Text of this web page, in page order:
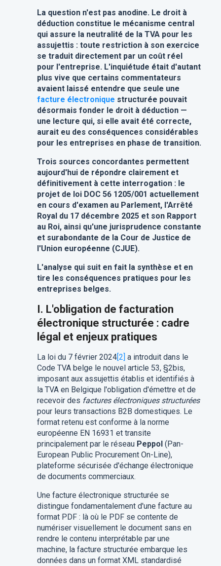
La question n'est pas anodine. Le droit à
déduction constitue le mécanisme central
qui assure la neutralité de la TVA pour les
assujettis : toute restriction à son exercice
se traduit directement par un coût réel
pour l'entreprise. L'inquiétude était d'autant
plus vive que certains commentateurs
avaient laissé entendre que seule une
facture électronique structurée pouvait
désormais fonder le droit à déduction —
une lecture qui, si elle avait été correcte,
aurait eu des conséquences considérables
pour les entreprises en phase de transition.
Trois sources concordantes permettent
aujourd'hui de répondre clairement et
définitivement à cette interrogation : le
projet de loi DOC 56 1205/001 actuellement
en cours d'examen au Parlement, l'Arrêté
Royal du 17 décembre 2025 et son Rapport
au Roi, ainsi qu'une jurisprudence constante
et surabondante de la Cour de Justice de
l'Union européenne (CJUE).
L'analyse qui suit en fait la synthèse et en
tire les conséquences pratiques pour les
entreprises belges.
I. L'obligation de facturation
électronique structurée : cadre
légal et enjeux pratiques
La loi du 7 février 2024[2] a introduit dans le
Code TVA belge le nouvel article 53, §2bis,
imposant aux assujettis établis et identifiés à
la TVA en Belgique l'obligation d'émettre et de
recevoir des factures électroniques structurées
pour leurs transactions B2B domestiques. Le
format retenu est conforme à la norme
européenne EN 16931 et transite
principalement par le réseau Peppol(Pan-
European Public Procurement On-Line),
plateforme sécurisée d'échange électronique
de documents commerciaux.
Une facture électronique structurée se
distingue fondamentalement d'une facture au
format PDF : là où le PDF se contente de
numériser visuellement le document sans en
rendre le contenu interprétable par une
machine, la facture structurée embarque les
données dans un format XML standardisé